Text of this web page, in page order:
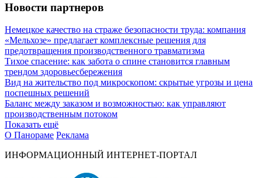
Новости партнеров
Немецкое качество на страже безопасности труда: компания
«Мельхозе» предлагает комплексные решения для
предотвращения производственного травматизма
Тихое спасение: как забота о спине становится главным
трендом здоровьесбережения
Вид на жительство под микроскопом: скрытые угрозы и цена
поспешных решений
Баланс между заказом и возможностью: как управляют
производственным потоком
Показать ещё
О Панораме Реклама
ИНФОРМАЦИОННЫЙ ИНТЕРНЕТ-ПОРТАЛ